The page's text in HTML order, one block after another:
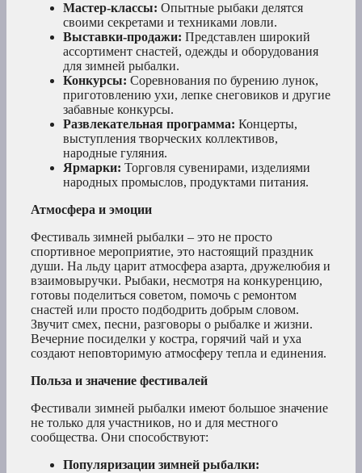
Мастер-классы: Опытные рыбаки делятся
своими секретами и техниками ловли.
Выставки-продажи: Представлен широкий
ассортимент снастей, одежды и оборудования
для зимней рыбалки.
Конкурсы: Соревнования по бурению лунок,
приготовлению ухи, лепке снеговиков и другие
забавные конкурсы.
Развлекательная программа: Концерты,
выступления творческих коллективов,
народные гуляния.
Ярмарки: Торговля сувенирами, изделиями
народных промыслов, продуктами питания.
Атмосфера и эмоции
Фестиваль зимней рыбалки – это не просто
спортивное мероприятие, это настоящий праздник
души. На льду царит атмосфера азарта, дружелюбия и
взаимовыручки. Рыбаки, несмотря на конкуренцию,
готовы поделиться советом, помочь с ремонтом
снастей или просто подбодрить добрым словом.
Звучит смех, песни, разговоры о рыбалке и жизни.
Вечерние посиделки у костра, горячий чай и уха
создают неповторимую атмосферу тепла и единения.
Польза и значение фестивалей
Фестивали зимней рыбалки имеют большое значение
не только для участников, но и для местного
сообщества. Они способствуют:
Популяризации зимней рыбалки: